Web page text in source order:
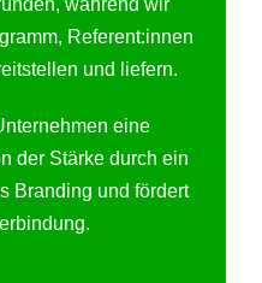
Referent:innen
und liefern.
eine
der Stärke durch ein
Branding und fördert